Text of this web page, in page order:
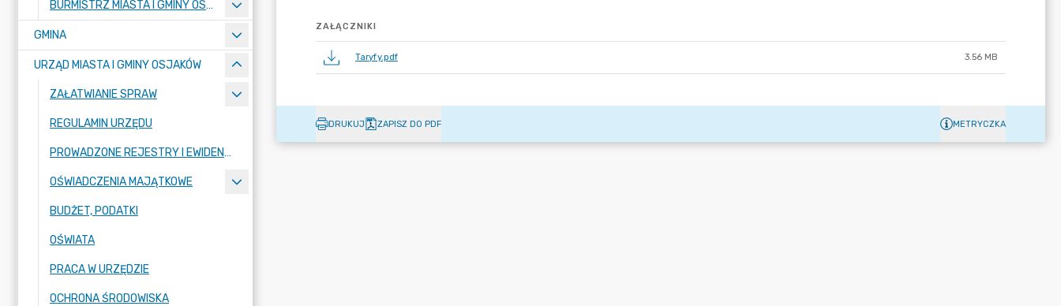
BURMISTRZ MIASTA I GMINY OSJAKÓW
GMINA
URZĄD MIASTA I GMINY OSJAKÓW
ZAŁATWIANIE SPRAW
REGULAMIN URZĘDU
PROWADZONE REJESTRY I EWIDENCJE
OŚWIADCZENIA MAJĄTKOWE
BUDŻET, PODATKI
OŚWIATA
PRACA W URZĘDZIE
OCHRONA ŚRODOWISKA
ZAŁĄCZNIKI
Taryfy.pdf 3.56 MB
DRUKUJ ZAPISZ DO PDF METRYCZKA